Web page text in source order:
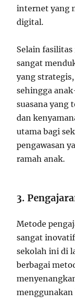
internet yang
digital.
Selain
sangat
yang
sehingga
suasana yang
dan
utama bagi
pengawasan
ramah anak.
3.
Metode
sangat
sekolah ini di
berbagai